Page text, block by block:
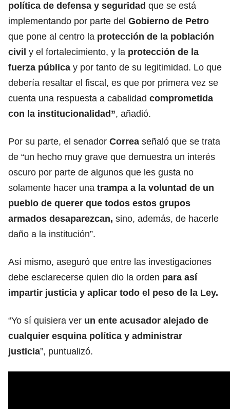
política de defensa y seguridad que se está
implementando por parte del Gobierno de Petro
que pone al centro la protección de la población
civil y el fortalecimiento, y la protección de la
fuerza pública y por tanto de su legitimidad. Lo que
debería resaltar el fiscal, es que por primera vez se
cuenta una respuesta a cabalidad comprometida
con la institucionalidad”, añadió.
Por su parte, el senador Correa señaló que se trata
de “un hecho muy grave que demuestra un interés
oscuro por parte de algunos que les gusta no
solamente hacer una trampa a la voluntad de un
pueblo de querer que todos estos grupos
armados desaparezcan, sino, además, de hacerle
daño a la institución”.
Así mismo, aseguró que entre las investigaciones
debe esclarecerse quien dio la orden para así
impartir justicia y aplicar todo el peso de la Ley.
“Yo sí quisiera ver un ente acusador alejado de
cualquier esquina política y administrar
justicia”, puntualizó.